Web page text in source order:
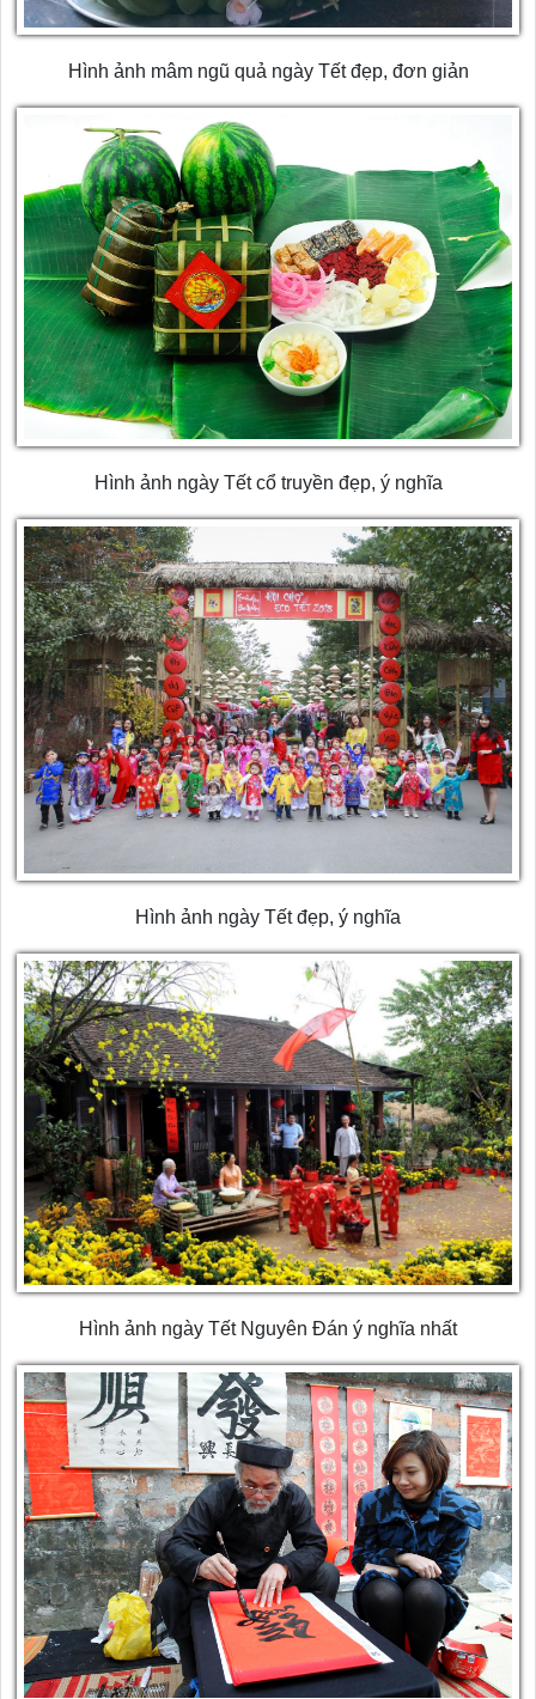
Hình ảnh mâm ngũ quả ngày Tết đẹp, đơn giản
Hình ảnh ngày Tết cổ truyền đẹp, ý nghĩa
Hình ảnh ngày Tết đẹp, ý nghĩa
Hình ảnh ngày Tết Nguyên Đán ý nghĩa nhất